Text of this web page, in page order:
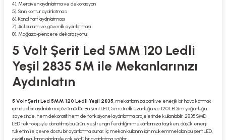
4). Merdiven aydınlatma ve dekorasyon
5). Sınır/kontur aydınlatması
6). Kanal harf aydınlatması
7). Acil durum ve güvenlik aydınlatması
8). Mağaza-pencere dekorasyonu.
5 Volt Şerit Led 5MM 120 Ledli
Yeşil 2835 5M ile Mekanlarınızı
Aydınlatın
5 Volt Şerit Led 5MM 120 Ledli Yeşil 2835, mekanlarınıza canlı ve enerjik bir hava katmak
için ideal bir aydınlatma çözümüdür. Bu şerit LED, 5 metrelik uzunluğu ve 120 LED/m yoğunluğu
sayesinde, hem dekoratif hem de fonksiyonel aydınlatma projelerinde kullanılabilir. 2835 SMD
LED teknolojisiyle donatılmış bu ürün, yeşil rengin ferahlığını mekânlarınıza taşırken, düşük enerji
tüketimi ile çevre dostu bir aydınlatma sunar. İç mekan kullanımı için mükemmel olan bu şerit LED,